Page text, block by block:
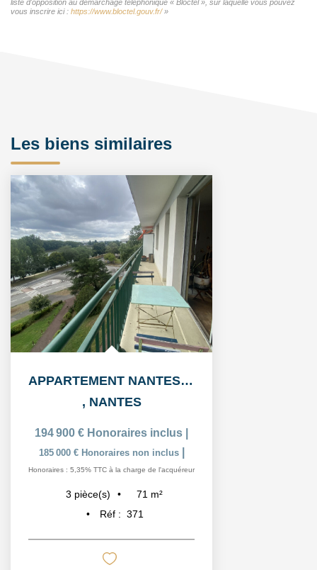
liste d'opposition au démarchage téléphonique « Bloctel », sur laquelle vous pouvez
vous inscrire ici : https://www.bloctel.gouv.fr/»
Les biens similaires
APPARTEMENT NANTES 3 PIÈCE(S) 72 M2
, NANTES
194 900 € Honoraires inclus
185 000 € Honoraires non inclus
Honoraires : 5,35% TTC à la charge de l'acquéreur
3 pièce(s) 71 m²
Réf : 371